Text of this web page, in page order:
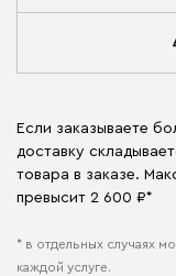
Если заказываете
доставку
товара в заказе.
превысит 2 600 ₽*
* в отдельных случаях
каждой услуге.